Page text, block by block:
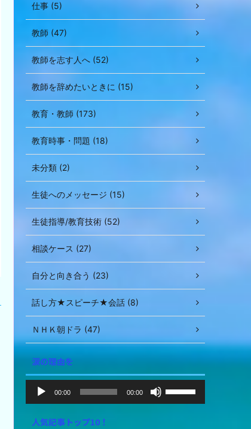
仕事 (5)
教師 (47)
教師を志す人へ (52)
教師を辞めたいときに (15)
教育・教師 (173)
教育時事・問題 (18)
未分類 (2)
生徒へのメッセージ (15)
生徒指導/教育技術 (52)
相談ケース (27)
自分と向き合う (23)
話し方★スピーチ★会話 (8)
ＮＨＫ朝ドラ (47)
涙の理由を
レ
00:00 00:00
リ
人気記事トップ10！